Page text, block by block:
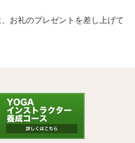
お礼のプレゼントを差し上げて